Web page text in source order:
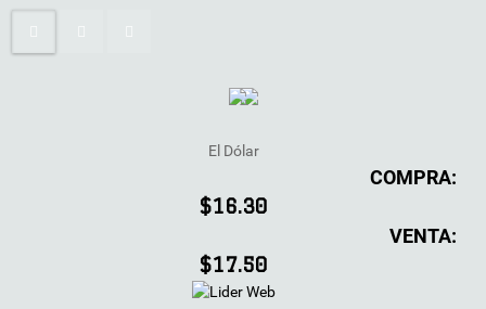
El Dólar
COMPRA:
$16.30
VENTA:
$17.50